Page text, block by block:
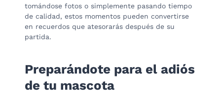
tomándose fotos o simplemente pasando tiempo
de calidad, estos momentos pueden convertirse
en recuerdos que atesorarás después de su
partida.
Preparándote para el adiós
de tu mascota